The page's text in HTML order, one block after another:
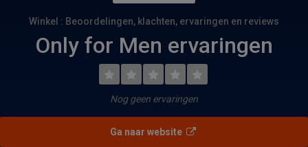
Winkel : Beoordelingen, klachten, ervaringen en reviews
Only for Men ervaringen
Nog geen ervaringen
Ga naar website